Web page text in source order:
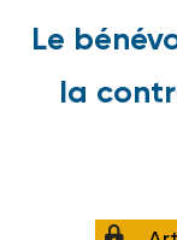
Le
la